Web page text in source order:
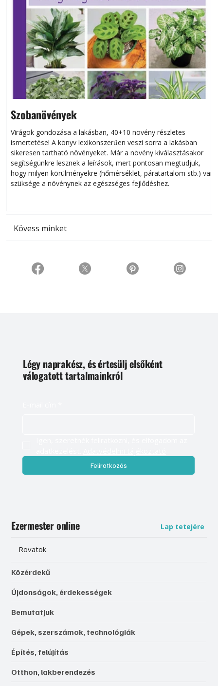
Szobanövények
Virágok gondozása a lakásban, 40+10 növény részletes
ismertetése! A könyv lexikonszerűen veszi sorra a lakásban
sikeresen tart­ha­tó növényeket. Már a növény kiválasztásakor
segítségünkre lesznek a leírások, mert pontosan megtudjuk,
hogy milyen körülményekre (hőmérséklet, páratartalom stb.) van
szüksége a növénynek az egészséges fejlődéshez.
Kövess minket
Légy naprakész, és értesülj elsőként
válogatott tartalmainkról
Feliratkozás
Ezermester online Lap tetejére
Rovatok
Közérdekű
Újdonságok, érdekességek
Bemutatjuk
Gépek, szerszámok, technológiák
Építés, felújítás
Otthon, lakberendezés